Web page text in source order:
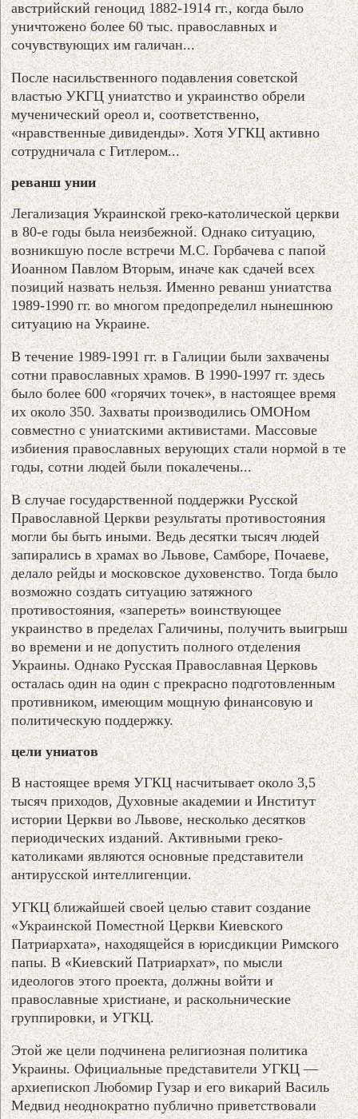
австрийский геноцид 1882-1914 гг., когда было
уничтожено более 60 тыс. православных и
сочувствующих им галичан...
После насильственного подавления советской
властью УКГЦ униатство и украинство обрели
мученический ореол и, соответственно,
«нравственные дивиденды». Хотя УГКЦ активно
сотрудничала с Гитлером...
реванш унии
Легализация Украинской греко-католической церкви
в 80-е годы была неизбежной. Однако ситуацию,
возникшую после встречи М.С. Горбачева с папой
Иоанном Павлом Вторым, иначе как сдачей всех
позиций назвать нельзя. Именно реванш униатства
1989-1990 гг. во многом предопределил нынешнюю
ситуацию на Украине.
В течение 1989-1991 гг. в Галиции были захвачены
сотни православных храмов. В 1990-1997 гг. здесь
было более 600 «горячих точек», в настоящее время
их около 350. Захваты производились ОМОНом
совместно с униатскими активистами. Массовые
избиения православных верующих стали нормой в те
годы, сотни людей были покалечены...
В случае государственной поддержки Русской
Православной Церкви результаты противостояния
могли бы быть иными. Ведь десятки тысяч людей
запирались в храмах во Львове, Самборе, Почаеве,
делало рейды и московское духовенство. Тогда было
возможно создать ситуацию затяжного
противостояния, «запереть» воинствующее
украинство в пределах Галичины, получить выигрыш
во времени и не допустить полного отделения
Украины. Однако Русская Православная Церковь
осталась один на один с прекрасно подготовленным
противником, имеющим мощную финансовую и
политическую поддержку.
цели униатов
В настоящее время УГКЦ насчитывает около 3,5
тысяч приходов, Духовные академии и Институт
истории Церкви во Львове, несколько десятков
периодических изданий. Активными греко-
католиками являются основные представители
антирусской интеллигенции.
УГКЦ ближайшей своей целью ставит создание
«Украинской Поместной Церкви Киевского
Патриархата», находящейся в юрисдикции Римского
папы. В «Киевский Патриархат», по мысли
идеологов этого проекта, должны войти и
православные христиане, и раскольнические
группировки, и УГКЦ.
Этой же цели подчинена религиозная политика
Украины. Официальные представители УГКЦ —
архиепископ Любомир Гузар и его викарий Василь
Медвид неоднократно публично приветствовали